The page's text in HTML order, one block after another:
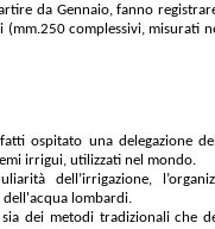
da Gennaio, fanno
complessivi, misurati
ospitato una delegazione
irrigui, utilizzati nel mondo.
dell’irrigazione,
dell'acqua lombardi.
dei metodi tradizionali che